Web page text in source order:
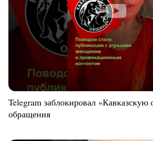
Telegram заблокировал
обращения